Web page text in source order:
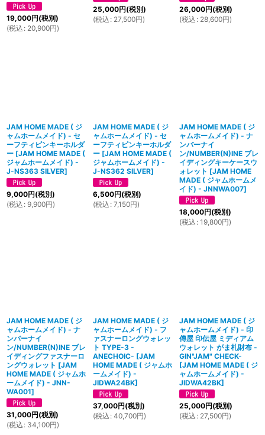
19,000円(税別)
(税込 : 20,900円)
25,000円(税別)
(税込 : 27,500円)
26,000円(税別)
(税込 : 28,600円)
JAM HOME MADE ( ジ
ャムホームメイド) - セ
ーフティピンキーホルダ
ー [JAM HOME MADE (
ジャムホームメイド) -
J-NS363 SILVER]
9,000円(税別)
(税込 : 9,900円)
JAM HOME MADE ( ジ
ャムホームメイド) - セ
ーフティピンキーホルダ
ー [JAM HOME MADE (
ジャムホームメイド) -
J-NS362 SILVER]
6,500円(税別)
(税込 : 7,150円)
JAM HOME MADE ( ジ
ャムホームメイド) - ナ
ンバーナイ
ン/NUMBER(N)INE ブレ
イディングキーケースウ
ォレット [JAM HOME
MADE ( ジャムホームメ
イド) - JNNWA007]
18,000円(税別)
(税込 : 19,800円)
JAM HOME MADE ( ジ
ャムホームメイド) - ナ
ンバーナイ
ン/NUMBER(N)INE ブレ
イディングファスナーロ
ングウォレット [JAM
HOME MADE ( ジャムホ
ームメイド) - JNN-
WA001]
31,000円(税別)
(税込 : 34,100円)
JAM HOME MADE ( ジ
ャムホームメイド) - フ
ァスナーロングウォレッ
ト TYPE-3 -
ANECHOIC- [JAM
HOME MADE ( ジャムホ
ームメイド) -
JIDWA24BK]
37,000円(税別)
(税込 : 40,700円)
JAM HOME MADE ( ジ
ャムホームメイド) - 印
傳屋 印伝屋 ミディアム
ウォレット がま札財布 -
GIN"JAM" CHECK-
[JAM HOME MADE ( ジ
ャムホームメイド) -
JIDWA42BK]
25,000円(税別)
(税込 : 27,500円)